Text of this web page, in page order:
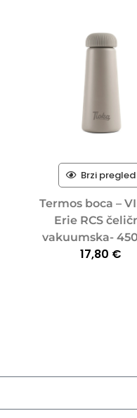
Brzi pregled
Termos boca –
Erie RCS
vakuumska-
17,80 €